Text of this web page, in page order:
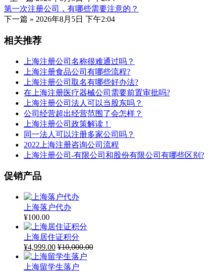
第一次注册公司，有哪些需要注意的？
下一篇 » 2026年8月5日 下午2:04
相关推荐
上海注册公司名称很难通过吗？
上海注册食品公司有哪些流程?
上海注册公司取名有哪些好办法?
在上海注册医疗器械公司需要前置审批吗?
上海注册公司法人可以当股东吗？
公司经营超出经营范围了会怎样？
上海注册公司政策解读！
同一法人可以注册多家公司吗？
2022上海注册咨询公司流程
上海注册公司-有限公司和股份有限公司有哪些区别?
促销产品
上海落户代办
¥100.00
上海居住证积分
¥4,999.00 ¥10,000.00
上海留学生落户